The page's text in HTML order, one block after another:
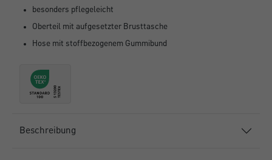
besonders pflegeleicht
Oberteil mit aufgesetzter Brusttasche
Hose mit stoffbezogenem Gummibund
Beschreibung